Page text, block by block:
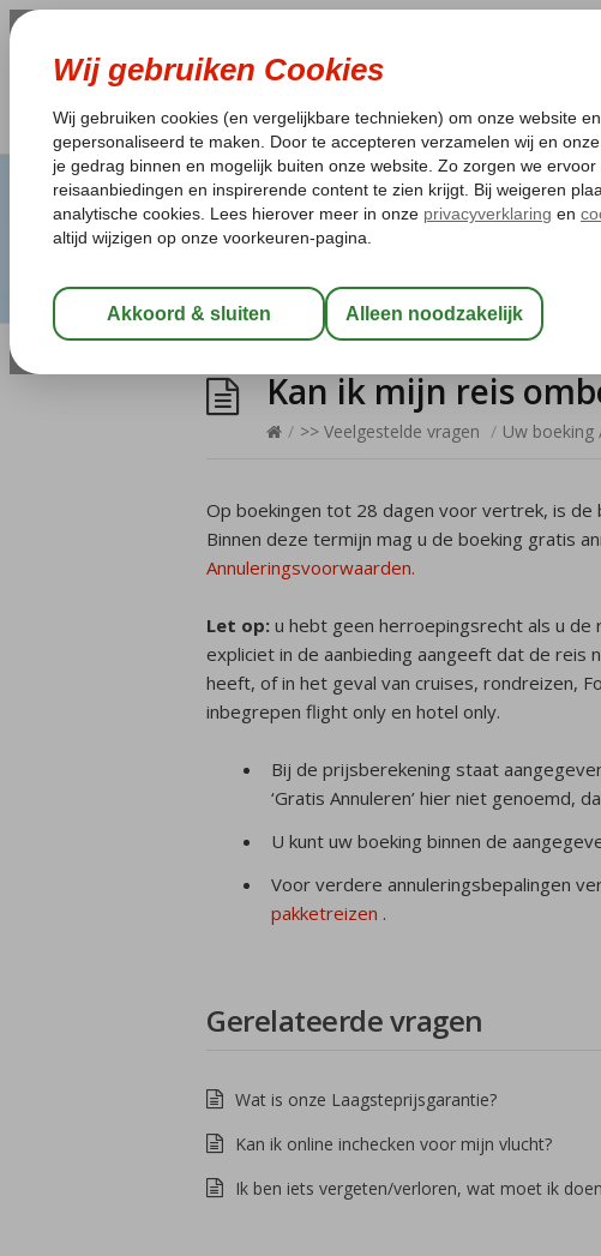
Kan ik mijn reis
/ >> Veelgestelde vragen / Uw boeking
Op boekingen tot 28 dagen voor vertrek, is de
Binnen deze termijn mag u de boeking gratis
Annuleringsvoorwaarden.
Let op: u hebt geen herroepingsrecht als u
expliciet in de aanbieding aangeeft dat de
heeft, of in het geval van cruises, rondreizen,
inbegrepen flight only en hotel only.
Bij de prijsberekening staat
‘Gratis Annuleren’ hier niet genoemd,
U kunt uw boeking binnen de
Voor verdere annuleringsbepalingen
pakketreizen .
Gerelateerde vragen
Wat is onze Laagsteprijsgarantie?
Kan ik online inchecken voor mijn vlucht?
Ik ben iets vergeten/verloren, wat moet ik